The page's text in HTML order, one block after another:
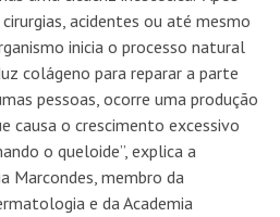
acidentes ou até mesmo
inicia o processo natural
colágeno para reparar a parte
pessoas, ocorre uma produção
causa o crescimento excessivo
o queloide”, explica a
Marcondes, membro da
e da Academia